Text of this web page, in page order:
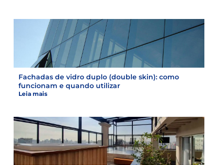
Fachadas de vidro duplo (double skin): como
funcionam e quando utilizar
Leia mais